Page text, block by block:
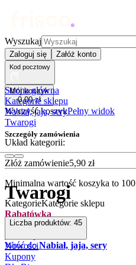
Wyszukaj
Zaloguj się Załóż konto
Kod pocztowy
Mój koszyk
0,00 zł
Wyczyść koszykPełny widok
Szczegóły zamówienia
Złóż zamówienie5,90 zł
Minimalna wartość koszyka to 100
KategorieKategorie sklepu
Rabatówka
Outlet
Nowości
Kupony
Strona główna
Kategorie sklepu
Nabiał, jaja, sery
Twarogi
Układ kategorii:
Twarogi
Liczba produktów: 45
Wróć doNabiał, jaja, sery